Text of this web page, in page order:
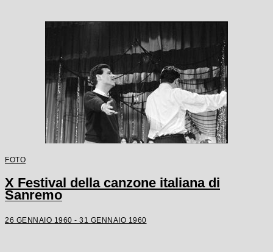
FOTO
X Festival della canzone italiana di
Sanremo
26 GENNAIO 1960 - 31 GENNAIO 1960